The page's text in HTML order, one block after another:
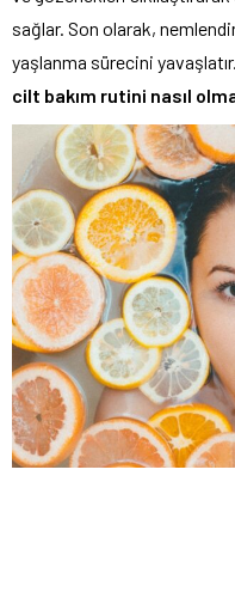
sağlar. Son olarak,
yaşlanma sürecini
cilt bakım rutini nasıl